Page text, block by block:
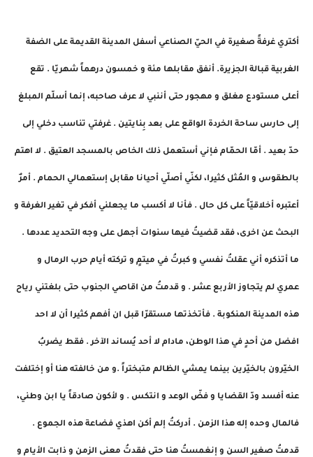
أكتري غرفةً صغيرة في الحيّ الصناعي أسفل المدينة القديمة على الضفة
الغربية قبالة الجزيرة. أنفق مقابلها مئة و خمسون درهماً شهريّا . تقع
أعلى مستودع مغلق و مهجور حتى أننبي لا عرف صاحبه، إنما أسلّم المبلغ
إلى حارس ساحة الخردة الواقع على بعد بِنايتين . غرفتي تناسب دخلي إلى
حدّ بعيد . أمّا الحمّام فإني أستعمل ذلك الخاص بالمسجد العتيق . لا اهتم
بالطقوس و المُثل كثيرا، لكنّي أصلّي أحيانا مقابل إستعمالي الحمام . أمرٌ
أعتبره أخلاقيّاً على كل حال . فأنا لا أكسب ما يجعلني أفكر في تغير الغرفة و
البحث عن اخرى، فقد قضيتُ فيها سنوات أجهل على وجه التحديد عددها .
ما أتذكره أني عقلتُ نفسي و كبرتُ في ميتمٍ و تركته أيام حرب الرمال و
عمري لم يتجاوز الأربع عشر . و قدمتُ من اقاصي الجنوب حتى بلغتني رياح
هذه المدينة المنكوبة . فأتخذتها مستقرّا قبل ان أفهم كثيرا أن لا احد
افضل من أحدٍ في هذا الوطن، مادام لا أحد يُساند الآخر . فقط يضربُ
الخيّرون بالخيّرين بينما يمشي الظالم متبختراً .و من خالفته هنا أو إختلفت
عنه أفسد ودّ القضايا و فضّ الوعد و انتكس . و لأكون صادقاً يا ابن وطني،
فالمال وحده إله هذا الزمن . أدركتُ إلم أكن اهذي فضاعة هذه الجموع .
قدمتُ صغير السن و إنغمستُ هنا حتى فقدتُ معنى الزمن و ذابت الأيام و